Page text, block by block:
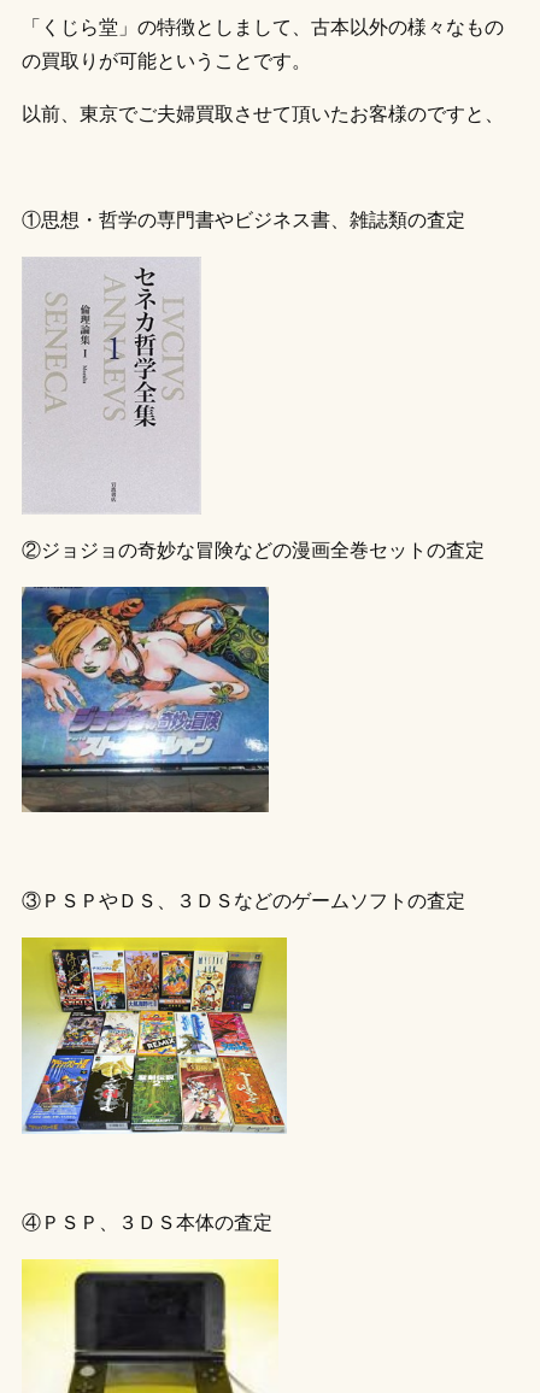
「くじら堂」の特徴としまして、古本以外の様々なもの
の買取りが可能ということです。
以前、東京でご夫婦買取させて頂いたお客様のですと、
①思想・哲学の専門書やビジネス書、雑誌類の査定
②ジョジョの奇妙な冒険などの漫画全巻セットの査定
③ＰＳＰやＤＳ、３ＤＳなどのゲームソフトの査定
④ＰＳＰ、３ＤＳ本体の査定